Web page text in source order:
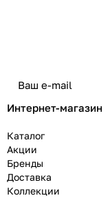
Интернет-магазин
Каталог
Акции
Бренды
Доставка
Коллекции